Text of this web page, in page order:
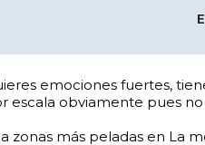
emociones fuertes,
escala obviamente pues
más peladas en La